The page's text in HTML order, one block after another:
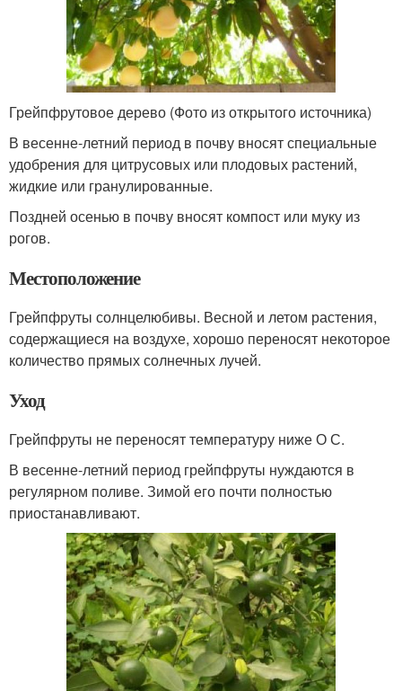
Грейпфрутовое дерево (Фото из открытого источника)
В весенне-летний период в почву вносят специальные
удобрения для цитрусовых или плодовых растений,
жидкие или гранулированные.
Поздней осенью в почву вносят компост или муку из
рогов.
Местоположение
Грейпфруты солнцелюбивы. Весной и летом растения,
содержащиеся на воздухе, хорошо переносят некоторое
количество прямых солнечных лучей.
Уход
Грейпфруты не переносят температуру ниже О С.
В весенне-летний период грейпфруты нуждаются в
регулярном поливе. Зимой его почти полностью
приостанавливают.